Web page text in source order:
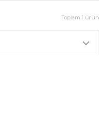
Toplam 1 ürün